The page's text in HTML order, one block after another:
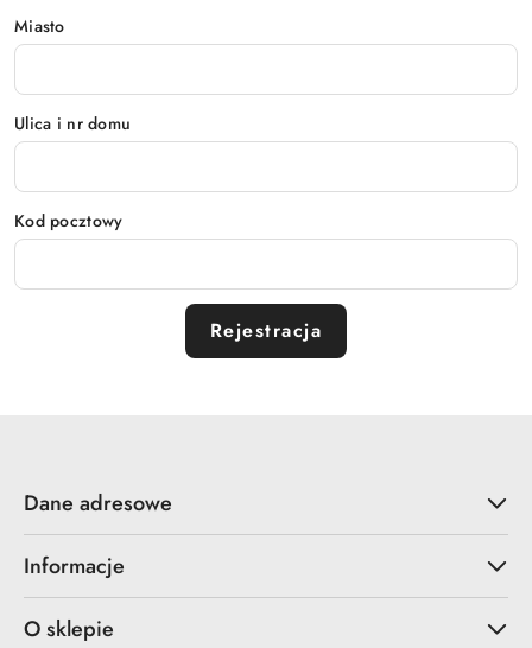
Miasto
Ulica i nr domu
Kod pocztowy
Rejestracja
Dane adresowe
Informacje
O sklepie